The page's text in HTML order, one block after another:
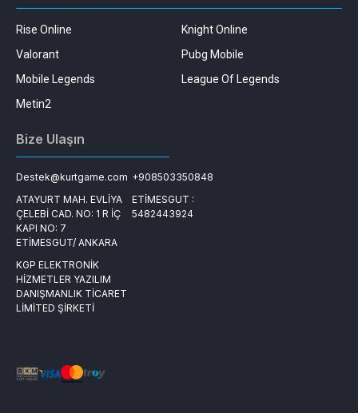
Rise Online
Knight Online
Valorant
Pubg Mobile
Mobile Legends
League Of Legends
Metin2
Bize Ulaşın
Destek@kurtgame.com +908503350848
ATAYURT MAH. EVLİYA
ÇELEBİ CAD. NO: 1 R İÇ
KAPI NO: 7
ETİMESGUT/ ANKARA
ETİMESGUT :
5482443924
KGP ELEKTRONİK
HİZMETLER YAZILIM
DANIŞMANLIK TİCARET
LİMİTED ŞİRKETİ